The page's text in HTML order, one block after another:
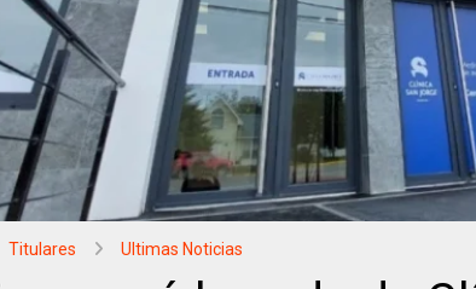
Titulares Ultimas Noticias